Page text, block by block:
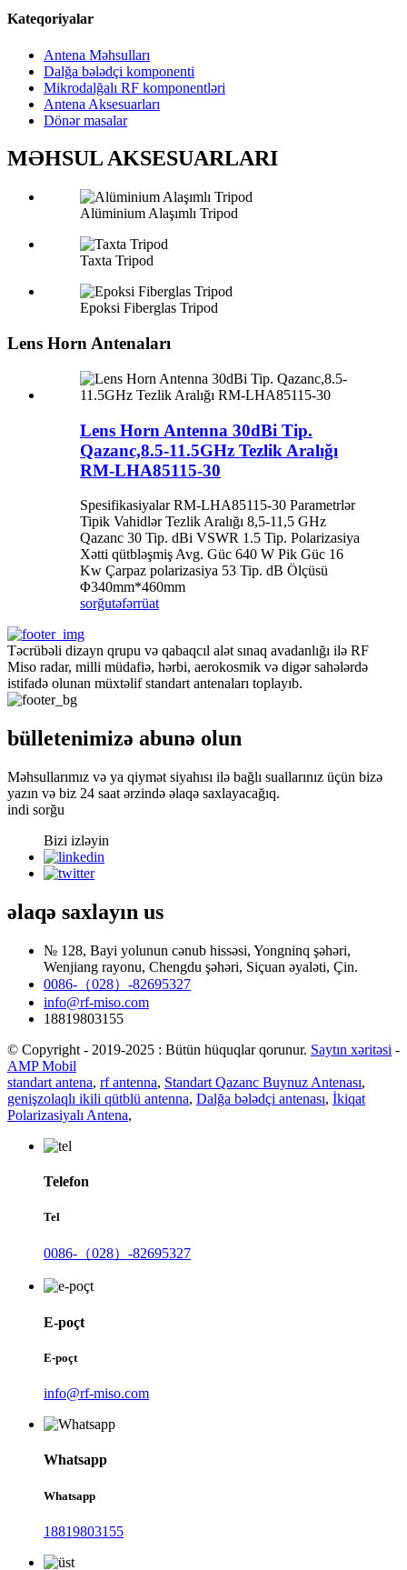
Kateqoriyalar
Antena Məhsulları
Dalğa bələdçi komponenti
Mikrodalğalı RF komponentləri
Antena Aksesuarları
Dönər masalar
MƏHSUL AKSESUARLARI
Alüminium Alaşımlı Tripod
Taxta Tripod
Epoksi Fiberglas Tripod
Lens Horn Antenaları
Lens Horn Antenna 30dBi Tip.
Qazanc,8.5-11.5GHz Tezlik Aralığı
RM-LHA85115-30
Spesifikasiyalar RM-LHA85115-30 Parametrlər
Tipik Vahidlər Tezlik Aralığı 8,5-11,5 GHz
Qazanc 30 Tip. dBi VSWR 1.5 Tip. Polarizasiya
Xətti qütbləşmiş Avg. Güc 640 W Pik Güc 16
Kw Çarpaz polarizasiya 53 Tip. dB Ölçüsü
Φ340mm*460mm
sorğutəfərrüat
Təcrübəli dizayn qrupu və qabaqcıl alət sınaq avadanlığı ilə RF
Miso radar, milli müdafiə, hərbi, aerokosmik və digər sahələrdə
istifadə olunan müxtəlif standart antenaları toplayıb.
bülletenimizə abunə olun
Məhsullarımız və ya qiymət siyahısı ilə bağlı suallarınız üçün bizə
yazın və biz 24 saat ərzində əlaqə saxlayacağıq.
indi sorğu
Bizi izləyin
əlaqə saxlayın us
№ 128, Bayi yolunun cənub hissəsi, Yongninq şəhəri,
Wenjiang rayonu, Chengdu şəhəri, Siçuan əyaləti, Çin.
0086-（028）-82695327
info@rf-miso.com
18819803155
© Copyright - 2019-2025 : Bütün hüquqlar qorunur. Saytın xəritəsi -
AMP Mobil
standart antena, rf antenna, Standart Qazanc Buynuz Antenası,
genişzolaqlı ikili qütblü antenna, Dalğa bələdçi antenası, İkiqat
Polarizasiyalı Antena,
Telefon
Tel
0086-（028）-82695327
E-poçt
E-poçt
info@rf-miso.com
Whatsapp
Whatsapp
18819803155